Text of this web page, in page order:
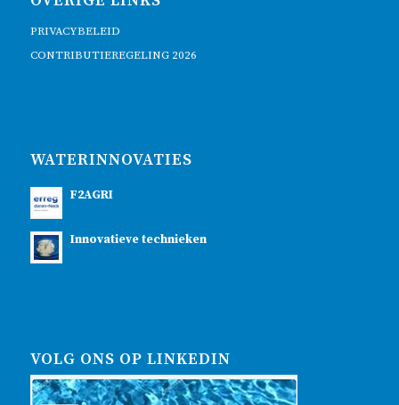
PRIVACYBELEID
CONTRIBUTIEREGELING 2026
WATERINNOVATIES
F2AGRI
Innovatieve technieken
VOLG ONS OP LINKEDIN